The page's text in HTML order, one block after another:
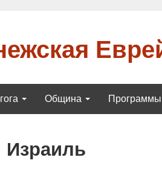
Община Программы